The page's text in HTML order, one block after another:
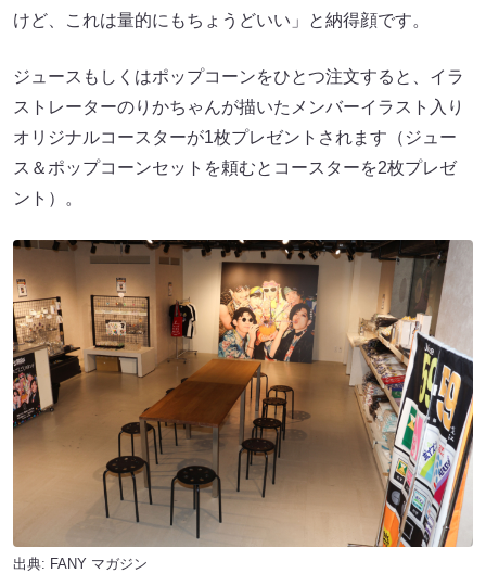
けど、これは量的にもちょうどいい」と納得顔です。
ジュースもしくはポップコーンをひとつ注文すると、イラ
ストレーターのりかちゃんが描いたメンバーイラスト入り
オリジナルコースターが1枚プレゼントされます（ジュー
ス＆ポップコーンセットを頼むとコースターを2枚プレゼ
ント）。
出典: FANY マガジン